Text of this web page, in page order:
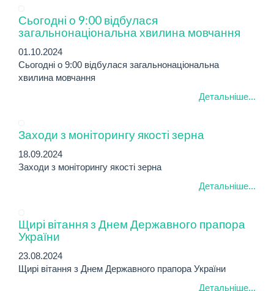
Сьогодні о 9:00 відбулася
загальнонаціональна хвилина мовчання
01.10.2024
Сьогодні о 9:00 відбулася загальнонаціональна
хвилина мовчання
Детальніше...
Заходи з моніторингу якості зерна
18.09.2024
Заходи з моніторингу якості зерна
Детальніше...
Щирі вітання з Днем Державного прапора
України
23.08.2024
Щирі вітання з Днем Державного прапора України
Детальніше...